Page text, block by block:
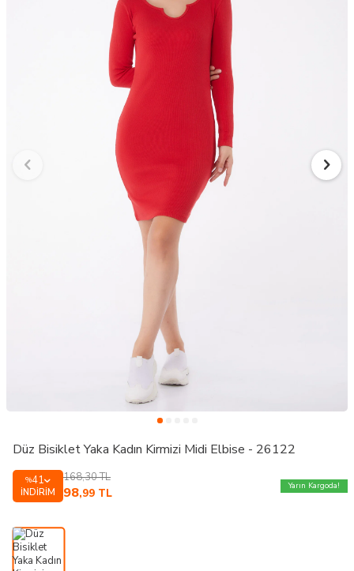
Düz Bisiklet Yaka Kadın Kirmizi Midi Elbise - 26122
%41
İNDIRIM
168,30TL
98,99 TL
Yarın Kargoda!